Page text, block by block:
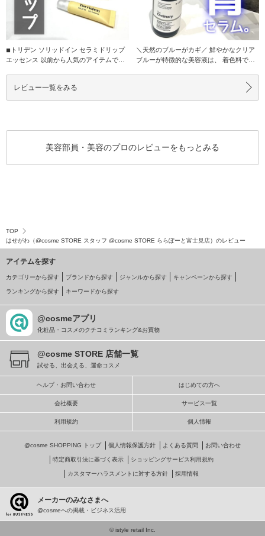
◾︎トリデン ソリッドイン セラミドリップ
エッセンス 以前から人気のアイテムです
＼天然のブルーがカギ／ 鮮やかなクリア
ブルーが特徴的な美容液は、 着色料では
レビュー一覧をみる
美容部員・美容のプロのレビューをもっとみる
TOP
はせがわ（@cosme STORE スタッフ @cosme STORE ららぽーと富士見店）のレビュー
アイテムを探す
カテゴリーから探す ブランドから探す ジャンルから探す キャンペーンから探す
ランキングから探す キーワードから探す
@cosmeアプリ
化粧品・コスメのクチコミランキング&お買物
@cosme STORE 店舗一覧
試せる、出会える、運命コスメ
ヘルプ・お問い合わせ はじめての方へ
会社概要 サービス一覧
利用規約 個人情報
@cosme SHOPPING トップ 個人情報保護方針 よくある質問 お問い合わせ
特定商取引法に基づく表示 ショッピングサービス利用規約
カスタマーハラスメントに対する方針 採用情報
メーカーのみなさまへ
@cosmeへの掲載・ビジネス活用
© istyle retail Inc.